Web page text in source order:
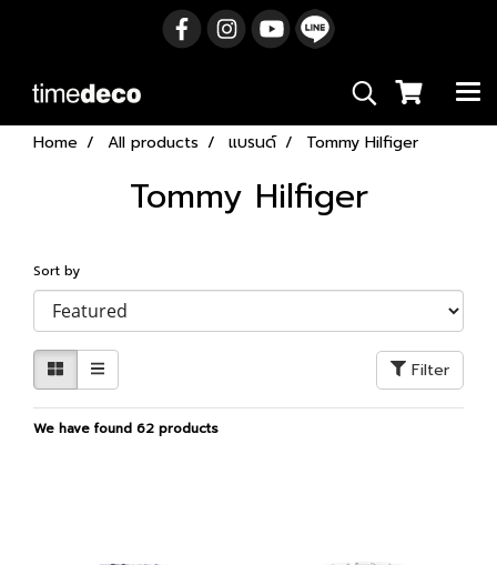
Home All products แบรนด์ Tommy Hilfiger
Tommy Hilfiger
Sort by
Filter
We have found 62 products